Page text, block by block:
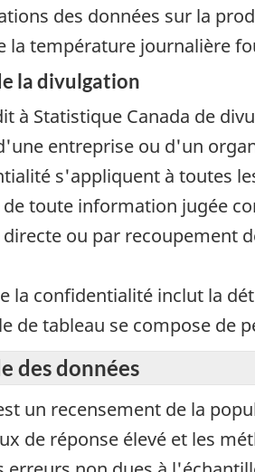
des données sur la
la température journalière
la divulgation
à Statistique Canada de
entreprise ou d'un
s'appliquent à toutes
toute information jugée
ou par recoupement
la confidentialité inclut la
de tableau se compose de
des données
un recensement de la
de réponse élevé et les